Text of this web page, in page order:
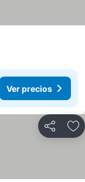
Ver precios
Compartir